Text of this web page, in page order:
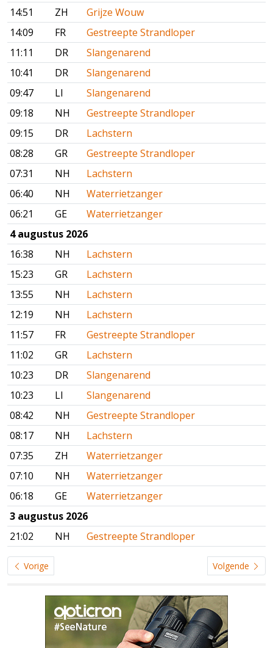
14:51
ZH
Grijze Wouw
14:09
FR
Gestreepte Strandloper
11:11
DR
Slangenarend
10:41
DR
Slangenarend
09:47
LI
Slangenarend
09:18
NH
Gestreepte Strandloper
09:15
DR
Lachstern
08:28
GR
Gestreepte Strandloper
07:31
NH
Lachstern
06:40
NH
Waterrietzanger
06:21
GE
Waterrietzanger
4 augustus 2026
16:38
NH
Lachstern
15:23
GR
Lachstern
13:55
NH
Lachstern
12:19
NH
Lachstern
11:57
FR
Gestreepte Strandloper
11:02
GR
Lachstern
10:23
DR
Slangenarend
10:23
LI
Slangenarend
08:42
NH
Gestreepte Strandloper
08:17
NH
Lachstern
07:35
ZH
Waterrietzanger
07:10
NH
Waterrietzanger
06:18
GE
Waterrietzanger
3 augustus 2026
21:02
NH Gestreepte Strandloper
Vorige Volgende